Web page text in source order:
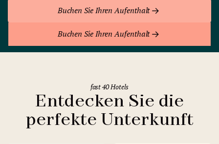
Buchen Sie Ihren Aufenthalt
Buchen Sie Ihren Aufenthalt
Entdecken Sie die
perfekte Unterkunft
fast 40 Hotels